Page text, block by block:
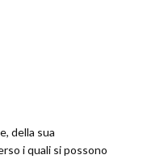
della sua
i quali si possono